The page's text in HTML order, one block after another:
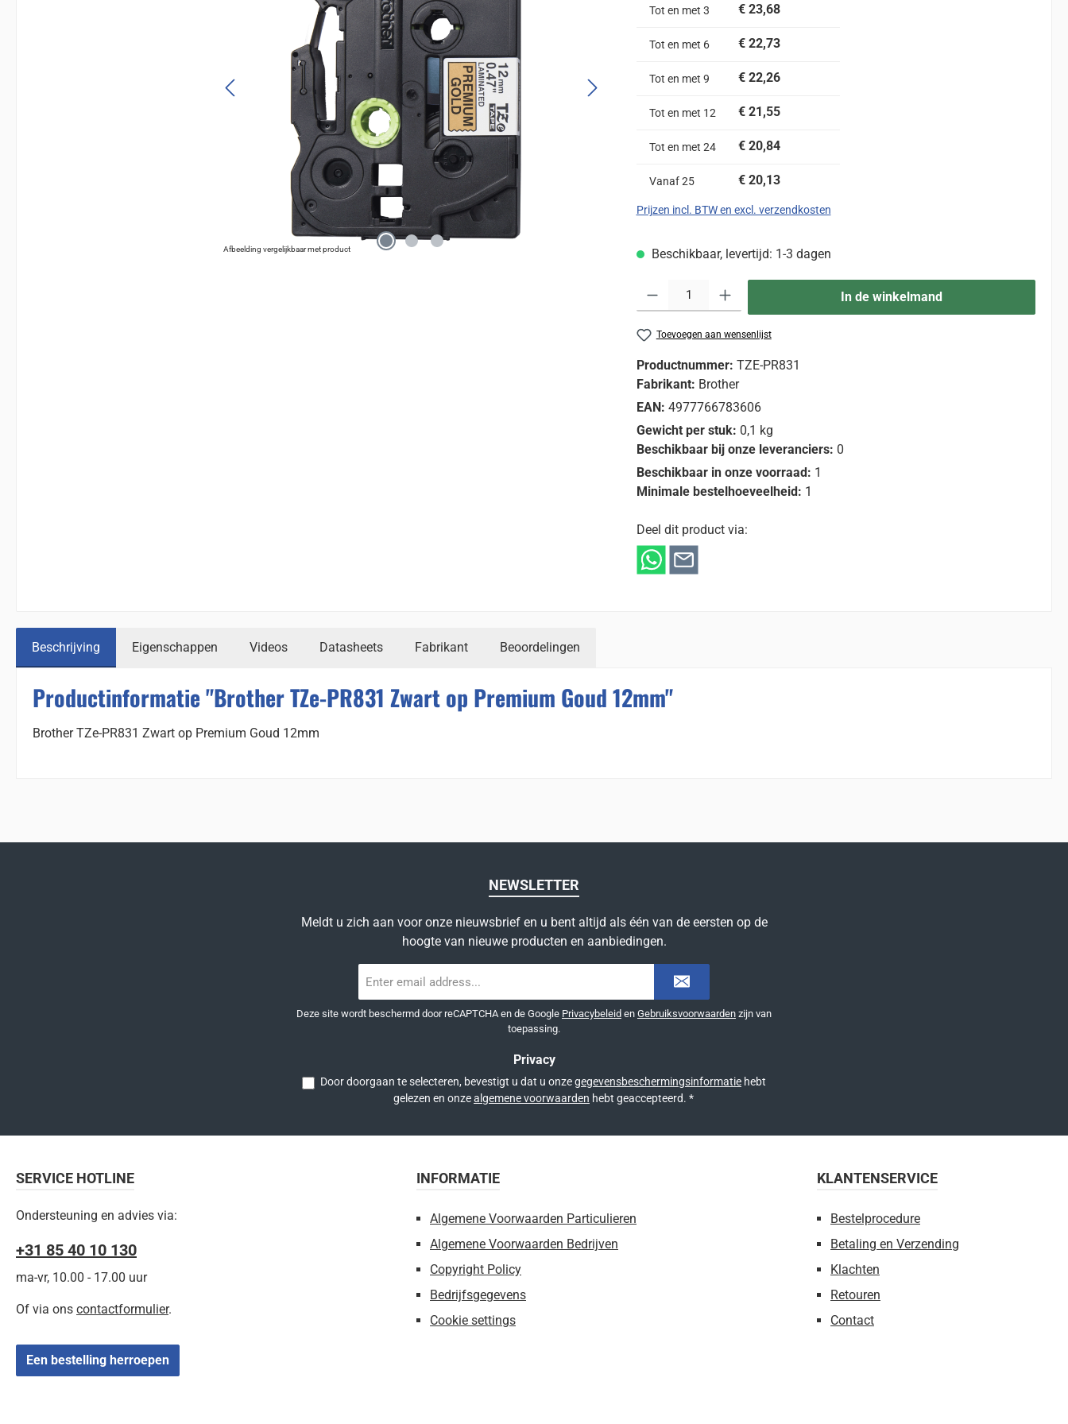
Afbeelding vergelijkbaar met product
Tot en met 3 € 23,68
Tot en met 6 € 22,73
Tot en met 9 € 22,26
Tot en met 12 € 21,55
Tot en met 24 € 20,84
Vanaf25 € 20,13
Prijzen incl. BTW en excl. verzendkosten
Beschikbaar, levertijd: 1-3 dagen
Producthoeveelheid: Voer de gewenste hoeveelheid in of gebruik de knoppen om de
In de winkelmand
Toevoegen aan wensenlijst
Productnummer: TZE-PR831
Fabrikant: Brother
EAN: 4977766783606
Gewicht per stuk: 0,1 kg
Beschikbaar bij onze leveranciers: 0
Beschikbaar in onze voorraad: 1
Minimale bestelhoeveelheid: 1
Deel dit product via:
Beschrijving Eigenschappen Videos Datasheets Fabrikant Beoordelingen
Productinformatie "Brother TZe-PR831 Zwart op Premium Goud 12mm"
Brother TZe-PR831 Zwart op Premium Goud 12mm
NEWSLETTER
Meldt u zich aan voor onze nieuwsbrief en u bent altijd als één van de eersten op de
hoogte van nieuwe producten en aanbiedingen.
mailadres
Deze site wordt beschermd door reCAPTCHA en de Google Privacybeleid en Gebruiksvoorwaarden zijn van
toepassing.
Privacy
Door doorgaan te selecteren, bevestigt u dat u onzegegevensbeschermingsinformatie hebt
gelezen en onzealgemene voorwaarden hebt geaccepteerd. *
SERVICE HOTLINE
Ondersteuning en advies via:
+31 85 40 10 130
ma-vr, 10.00 - 17.00 uur
Of via ons contactformulier.
Een bestelling herroepen
INFORMATIE
Algemene Voorwaarden Particulieren
Algemene Voorwaarden Bedrijven
Copyright Policy
Bedrijfsgegevens
Cookie settings
KLANTENSERVICE
Bestelprocedure
Betaling en Verzending
Klachten
Retouren
Contact